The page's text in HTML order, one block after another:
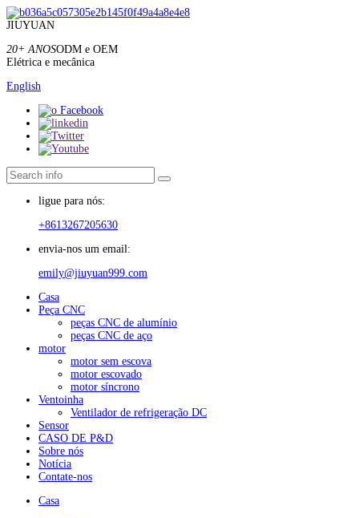
JIUYUAN
20+ ANOSODM e OEM
Elétrica e mecânica
English
ligue para nós:
+8613267205630
envia-nos um email:
emily@jiuyuan999.com
Casa
Peça CNC
peças CNC de alumínio
peças CNC de aço
motor
motor sem escova
motor escovado
motor síncrono
Ventoinha
Ventilador de refrigeração DC
Sensor
CASO DE P&D
Sobre nós
Notícia
Contate-nos
Casa